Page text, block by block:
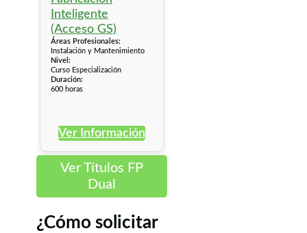
Áreas Profesionales:
Instalación y Mantenimiento
Nivel:
Curso Especialización
Duración:
600 horas
Ver Información
Ver Títulos FP
Dual
¿Cómo solicitar